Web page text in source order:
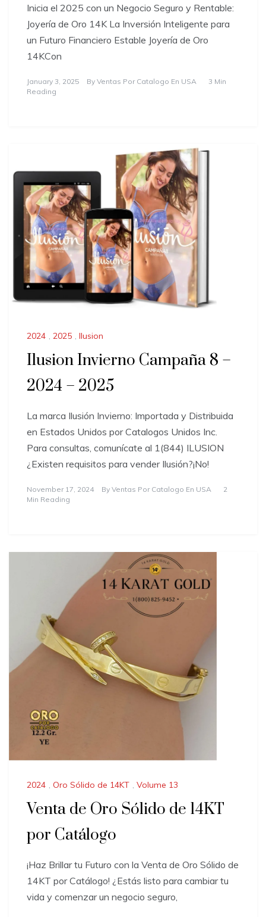
Inicia el 2025 con un Negocio Seguro y Rentable:
Joyería de Oro 14K La Inversión Inteligente para
un Futuro Financiero Estable Joyería de Oro
14KCon
January 3, 2025 By Ventas Por Catalogo En USA
3 Min
Reading
2024 , 2025 , Ilusion
Ilusion Invierno Campaña 8 –
2024 – 2025
La marca Ilusión Invierno: Importada y Distribuida
en Estados Unidos por Catalogos Unidos Inc.
Para consultas, comunícate al 1(844) ILUSION
¿Existen requisitos para vender Ilusión?¡No!
November 17, 2024 By Ventas Por Catalogo En USA
2
Min Reading
2024 , Oro Sólido de 14KT , Volume 13
Venta de Oro Sólido de 14KT
por Catálogo
¡Haz Brillar tu Futuro con la Venta de Oro Sólido de
14KT por Catálogo! ¿Estás listo para cambiar tu
vida y comenzar un negocio seguro,